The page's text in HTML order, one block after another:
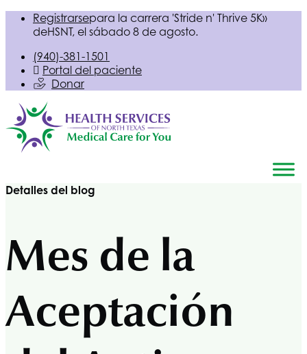
Registrarsepara la carrera 'Stride n' Thrive 5K»
deHSNT, el sábado 8 de agosto.
(940)-381-1501
Portal del paciente
Donar
Detalles del blog
Mes de la
Aceptación